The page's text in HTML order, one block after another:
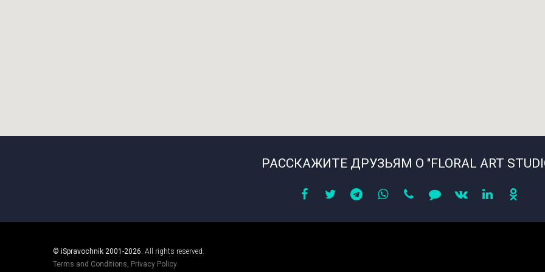
РАССКАЖИТЕ ДРУЗЬЯМ О "FLORAL ART
© iSpravochnik 2001-2026. All rights reserved.
Terms and Conditions, Privacy Policy